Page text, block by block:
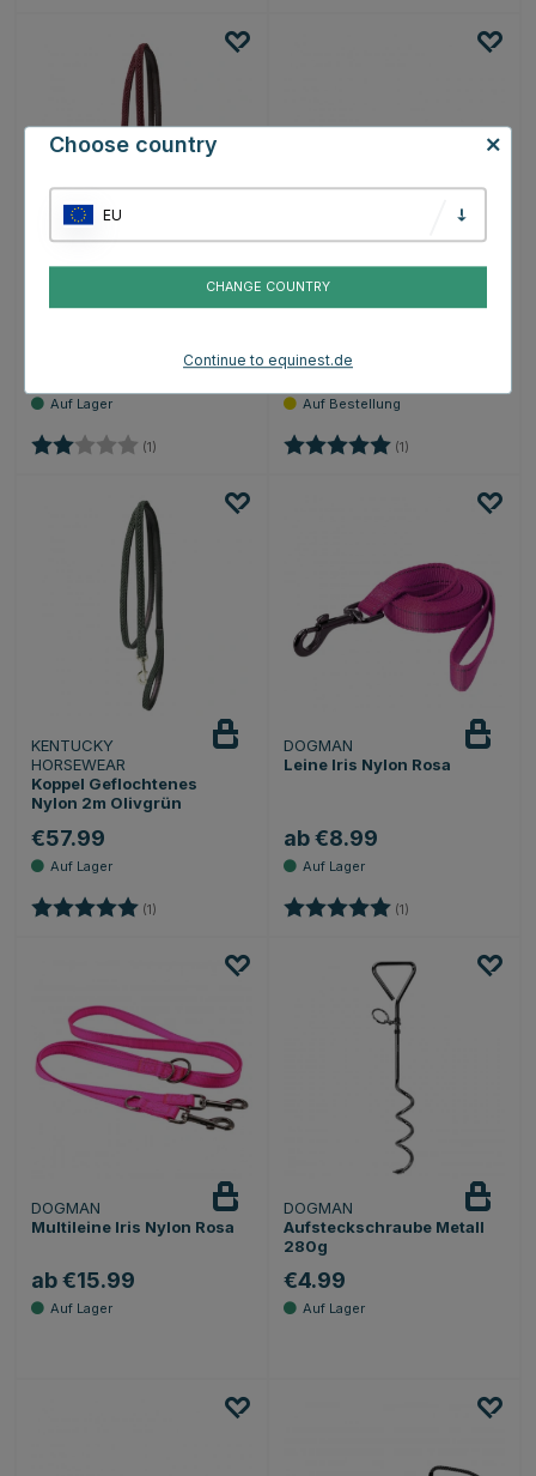
Bewertung: (1)
KENTUCKY
€36.99
Bewertung: (1)
KENTUCKY
HORSEWEAR
Koppel Geflochtenes
Nylon 2m Olivgrün
€57.99
Bewertung: (1)
DOGMAN
Leine Iris Nylon Rosa
ab €8.99
Bewertung: (1)
DOGMAN
Multileine Iris Nylon Rosa
ab €15.99
DOGMAN
Aufsteckschraube Metall
280g
€4.99
Choose country
EU
CHANGE COUNTRY
Continue to equinest.de